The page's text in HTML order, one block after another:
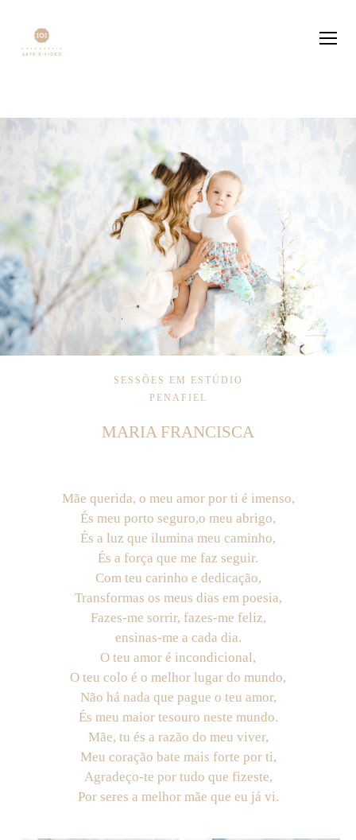
SESSÕES EM ESTÚDIO
PENAFIEL
MARIA FRANCISCA
Mãe querida, o meu amor por ti é imenso,
És meu porto seguro,o meu abrigo,
És a luz que ilumina meu caminho,
És a força que me faz seguir.
Com teu carinho e dedicação,
Transformas os meus dias em poesia,
Fazes-me sorrir, fazes-me feliz,
ensinas-me a cada dia.
O teu amor é incondicional,
O teu colo é o melhor lugar do mundo,
Não há nada que pague o teu amor,
És meu maior tesouro neste mundo.
Mãe, tu és a razão do meu viver,
Meu coração bate mais forte por ti,
Agradeço-te por tudo que fizeste,
Por seres a melhor mãe que eu já vi.